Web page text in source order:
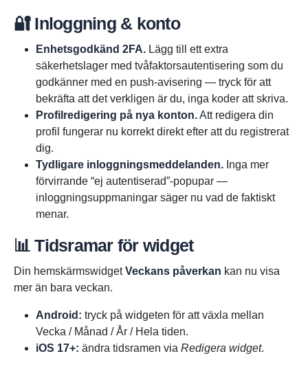
🔐 Inloggning & konto
Enhetsgodkänd 2FA. Lägg till ett extra
säkerhetslager med tvåfaktorsautentisering som du
godkänner med en push-avisering — tryck för att
bekräfta att det verkligen är du, inga koder att skriva.
Profilredigering på nya konton.Att redigera din
profil fungerar nu korrekt direkt efter att du registrerat
dig.
Tydligare inloggningsmeddelanden. Inga mer
förvirrande “ej autentiserad”-popupar —
inloggningsuppmaningar säger nu vad de faktiskt
menar.
📊 Tidsramar för widget
Din hemskärmswidgetVeckans påverkan kan nu visa
mer än bara veckan.
Android: tryck på widgeten för att växla mellan
Vecka / Månad / År / Hela tiden.
iOS 17+: ändra tidsramen via Redigera widget.